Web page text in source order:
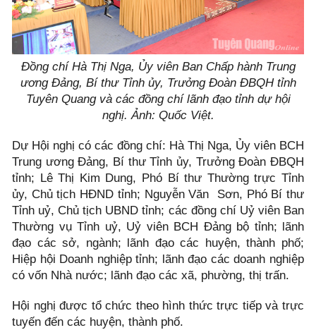
Đồng chí Hà Thị Nga, Ủy viên Ban Chấp hành Trung
ương Đảng, Bí thư Tỉnh ủy, Trưởng Đoàn ĐBQH tỉnh
Tuyên Quang và các đồng chí lãnh đạo tỉnh dự hội
nghị. Ảnh: Quốc Việt.
Dự Hội nghị có các đồng chí: Hà Thị Nga, Ủy viên BCH
Trung ương Đảng, Bí thư Tỉnh ủy, Trưởng Đoàn ĐBQH
tỉnh; Lê Thị Kim Dung, Phó Bí thư Thường trực Tỉnh
ủy, Chủ tịch HĐND tỉnh; Nguyễn Văn Sơn, Phó Bí thư
Tỉnh uỷ, Chủ tịch UBND tỉnh; các đồng chí Uỷ viên Ban
Thường vụ Tỉnh uỷ, Uỷ viên BCH Đảng bộ tỉnh; lãnh
đạo các sở, ngành; lãnh đạo các huyện, thành phố;
Hiệp hội Doanh nghiệp tỉnh; lãnh đạo các doanh nghiệp
có vốn Nhà nước; lãnh đạo các xã, phường, thị trấn.
Hội nghị được tổ chức theo hình thức trực tiếp và trực
tuyến đến các huyện, thành phố.